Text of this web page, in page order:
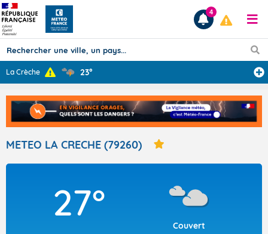
Prévisions
TOUS LES RÉSULTATS
Articles
4
La Crèche 23°
METEO LA CRECHE (79260)
27°
Couvert